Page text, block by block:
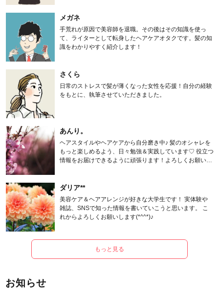
メガネ
手荒れが原因で美容師を退職。その後はその知識を使っ
て、ライターとして転身したヘアケアオタクです。髪の知
識をわかりやすく紹介します！
さくら
日常のストレスで髪が薄くなった女性を応援！自分の経験
をもとに、執筆させていただきました。
あんり。
ヘアスタイルやヘアケアから自分磨き中♪ 髪のオシャレを
もっと楽しめるよう、日々勉強＆実践しています♡ 役立つ
情報をお届けできるように頑張ります！よろしくお願いし
ダリア**
美容ケア＆ヘアアレンジが好きな大学生です！ 実体験や
雑誌、SNSで知った情報を書いていこうと思います。 こ
れからよろしくお願いします(*^^*)♪
もっと見る
お知らせ